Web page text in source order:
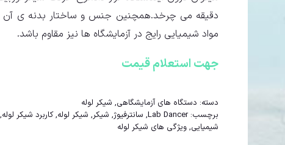
دقیقه می چرخد.همچنین جنس و ساختار بدنه ی آن
مواد شیمیایی رایج در آزمایشگاه ها نیز مقاوم باشد.
جهت استعلام قیمت
دسته: دستگاه های آزمایشگاهی, شیکر لوله
برچسب:Lab Dancer
, سانترفیوژ, شیکر, شیکر لوله,کاربرد شیکر لوله,
شیمیایی, ویژگی های شیکر لوله